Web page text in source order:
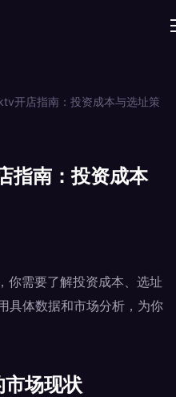
开店指南：投资成本与选址策
指南：投资成本
你需要了解投资成本、选址
具体数据和市场分析，为你
场现状